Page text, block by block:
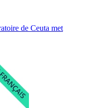
de Ceuta met